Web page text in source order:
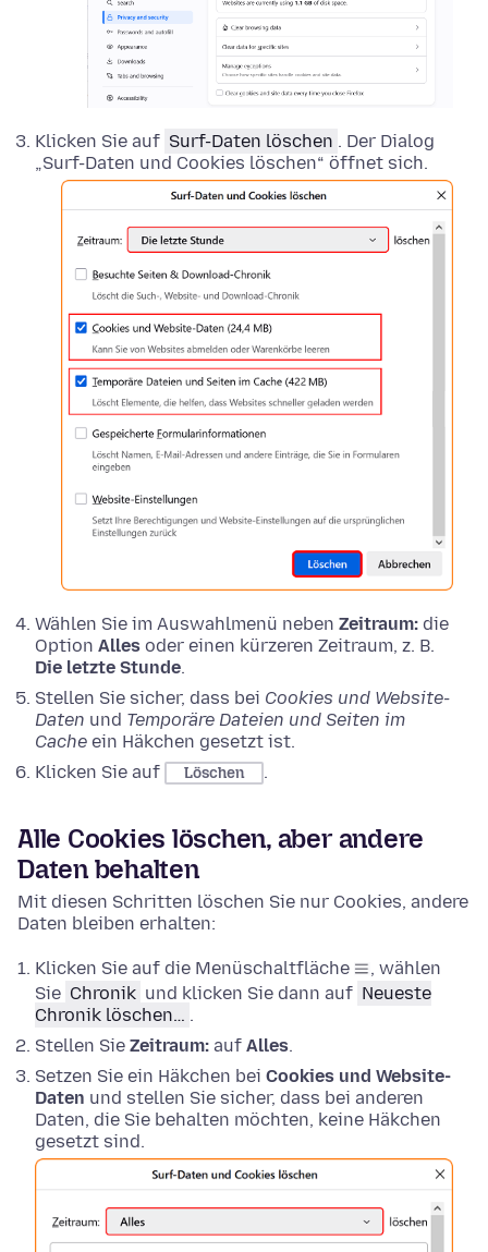
Klicken Sie auf Surf-Daten löschen . Der Dialog
„Surf-Daten und Cookies löschen“ öffnet sich.
Wählen Sie im Auswahlmenü neben Zeitraum: die
Option Alles oder einen kürzeren Zeitraum, z. B.
Die letzte Stunde.
Stellen Sie sicher, dass bei Cookies und Website-
Daten und Temporäre Dateien und Seiten im
Cache ein Häkchen gesetzt ist.
Klicken Sie auf
Löschen .
Alle Cookies löschen, aber andere
Daten behalten
Mit diesen Schritten löschen Sie nur Cookies, andere
Daten bleiben erhalten:
Klicken Sie auf die Menüschaltfläche
, wählen
Sie Chronik und klicken Sie dann auf Neueste
Chronik löschen… .
Stellen Sie Zeitraum: auf Alles.
Setzen Sie ein Häkchen bei Cookies und Website-
Daten und stellen Sie sicher, dass bei anderen
Daten, die Sie behalten möchten, keine Häkchen
gesetzt sind.